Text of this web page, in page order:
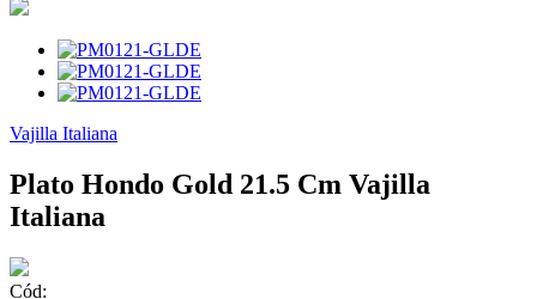
Vajilla Italiana
Plato Hondo Gold 21.5 Cm Vajilla
Italiana
Cód: